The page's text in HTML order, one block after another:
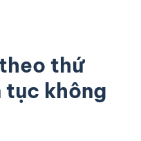
thứ
tục không